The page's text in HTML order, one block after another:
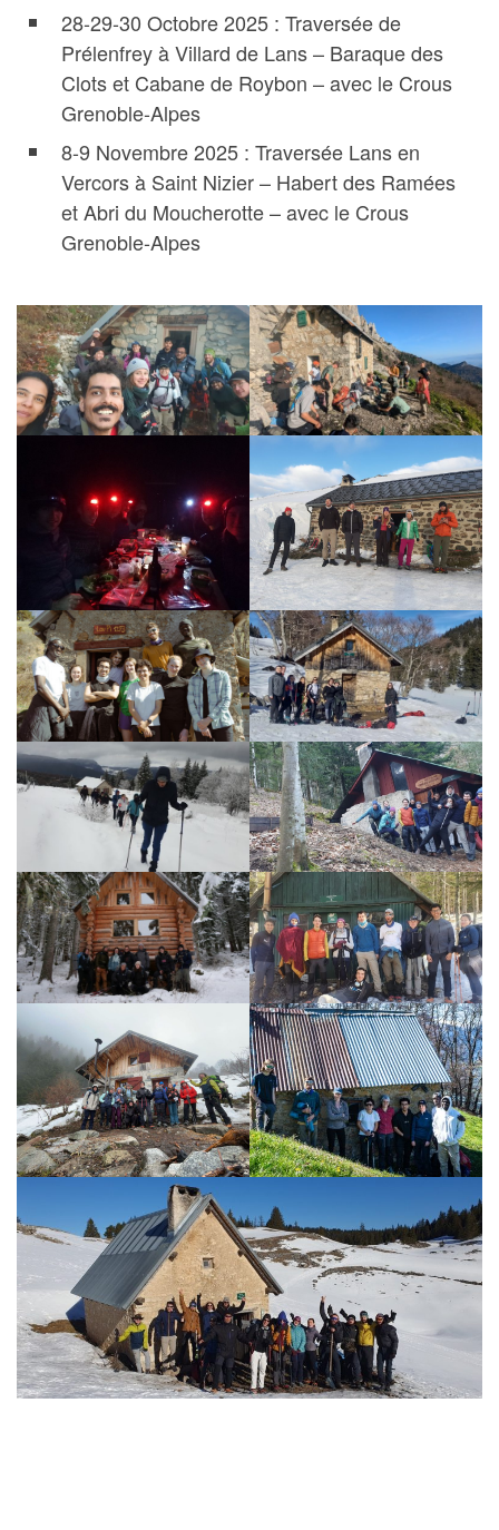
28-29-30 Octobre 2025 : Traversée de
Prélenfrey à Villard de Lans – Baraque des
Clots et Cabane de Roybon – avec le Crous
Grenoble-Alpes
8-9 Novembre 2025 : Traversée Lans en
Vercors à Saint Nizier – Habert des Ramées
et Abri du Moucherotte – avec le Crous
Grenoble-Alpes